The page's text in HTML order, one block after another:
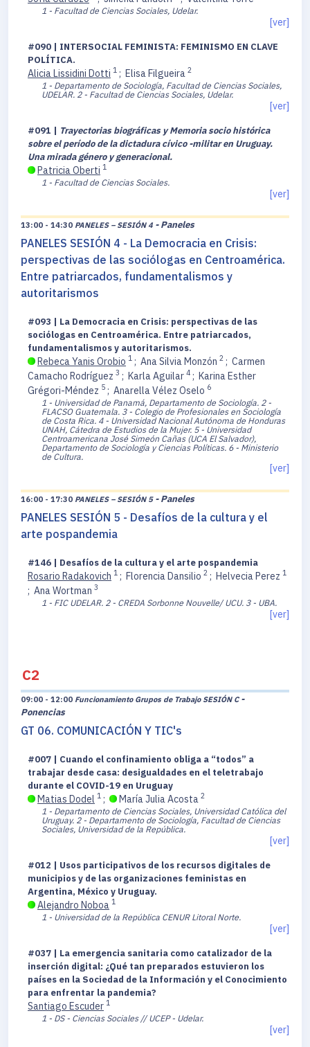
1 - Facultad de Ciencias Sociales, Udelar.
[ver]
#090 | INTERSOCIAL FEMINISTA: FEMINISMO EN CLAVE
POLÍTICA.
Alicia Lissidini Dotti 1 ; Elisa Filgueira 2
1 - Departamento de Sociología, Facultad de Ciencias Sociales,
UDELAR. 2 - Facultad de Ciencias Sociales, Udelar.
[ver]
#091 | Trayectorias biográficas y Memoria socio histórica
sobre el período de la dictadura cívico -militar en Uruguay.
Una mirada género y generacional.
Patricia Oberti 1
1 - Facultad de Ciencias Sociales.
[ver]
13:00 - 14:30 PANELES – SESIÓN 4 - Paneles
PANELES SESIÓN 4 - La Democracia en Crisis:
perspectivas de las sociólogas en Centroamérica.
Entre patriarcados, fundamentalismos y
autoritarismos
#093 | La Democracia en Crisis: perspectivas de las
sociólogas en Centroamérica. Entre patriarcados,
fundamentalismos y autoritarismos.
Rebeca Yanis Orobio 1 ; Ana Silvia Monzón 2 ; Carmen
Camacho Rodríguez 3 ; Karla Aguilar 4 ; Karina Esther
Grégori-Méndez 5 ; Anarella Vélez Oselo 6
1 - Universidad de Panamá, Departamento de Sociología. 2 -
FLACSO Guatemala. 3 - Colegio de Profesionales en Sociología
de Costa Rica. 4 - Universidad Nacional Autónoma de Honduras
UNAH, Cátedra de Estudios de la Mujer. 5 - Universidad
Centroamericana José Simeón Cañas (UCA El Salvador),
Departamento de Sociología y Ciencias Políticas. 6 - Ministerio
de Cultura.
[ver]
16:00 - 17:30 PANELES – SESIÓN 5 - Paneles
PANELES SESIÓN 5 - Desafíos de la cultura y el
arte pospandemia
#146 | Desafíos de la cultura y el arte pospandemia
Rosario Radakovich 1 ; Florencia Dansilio 2 ; Helvecia Perez 1
; Ana Wortman 3
1 - FIC UDELAR. 2 - CREDA Sorbonne Nouvelle/ UCU. 3 - UBA.
[ver]
C2
09:00 - 12:00 Funcionamiento Grupos de Trabajo SESIÓN C -
Ponencias
GT 06. COMUNICACIÓN Y TIC's
#007 | Cuando el confinamiento obliga a “todos” a
trabajar desde casa: desigualdades en el teletrabajo
durante el COVID-19 en Uruguay
Matias Dodel 1 ; María Julia Acosta 2
1 - Departamento de Ciencias Sociales, Universidad Católica del
Uruguay. 2 - Departamento de Sociología, Facultad de Ciencias
Sociales, Universidad de la República.
[ver]
#012 | Usos participativos de los recursos digitales de
municipios y de las organizaciones feministas en
Argentina, México y Uruguay.
Alejandro Noboa 1
1 - Universidad de la República CENUR Litoral Norte.
[ver]
#037 | La emergencia sanitaria como catalizador de la
inserción digital: ¿Qué tan preparados estuvieron los
países en la Sociedad de la Información y el Conocimiento
para enfrentar la pandemia?
Santiago Escuder 1
1 - DS - Ciencias Sociales // UCEP - Udelar.
[ver]